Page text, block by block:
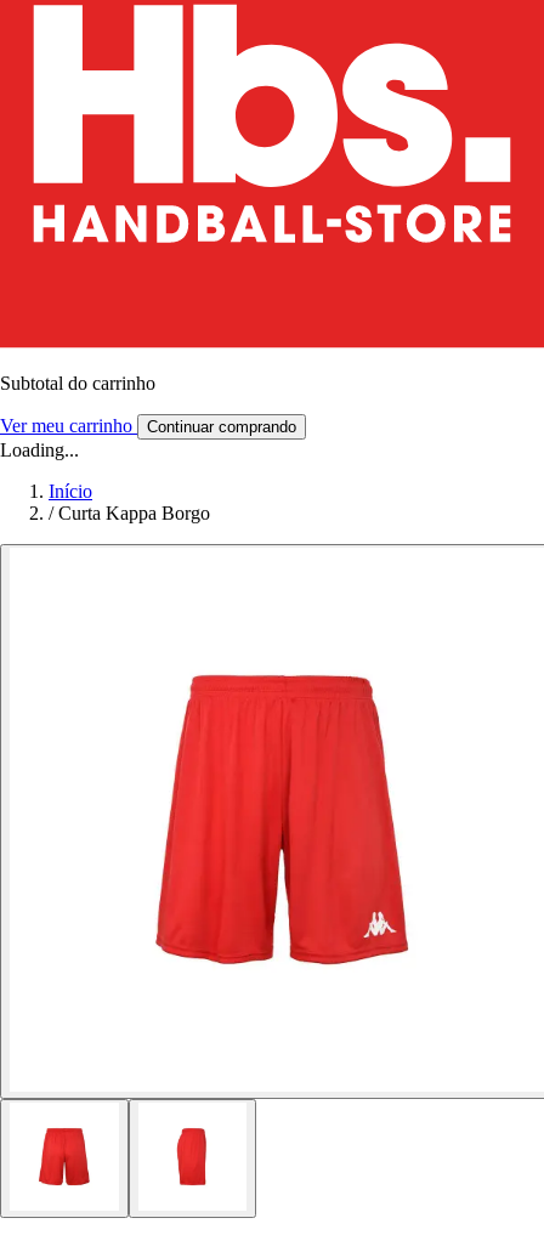
Subtotal do carrinho
Ver meu carrinho Continuar comprando
Loading...
Início
/ Curta Kappa Borgo